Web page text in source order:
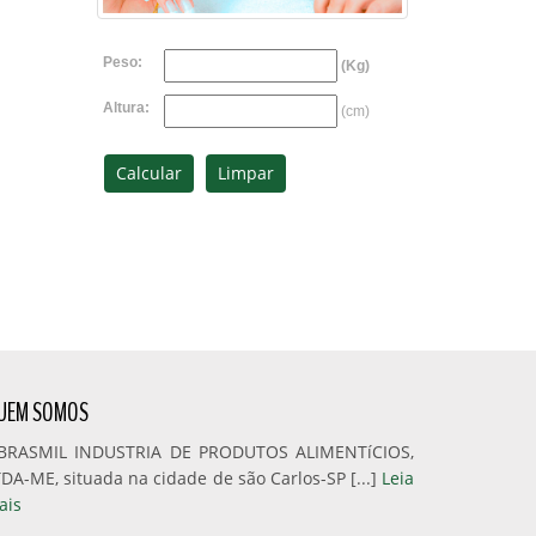
Peso: (Kg)
Altura: (cm)
SOMOS
INDUSTRIA DE PRODUTOS ALIMENTíCIOS,
ME, situada na cidade de são Carlos-SP [...] Leia